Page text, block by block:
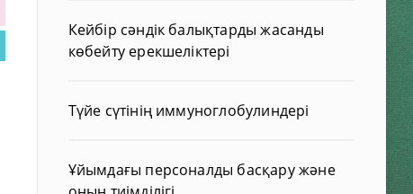
Кейбір сәндік балықтарды жасанды
көбейту ерекшеліктері
Түйе сүтінің иммуноглобулиндері
Ұйымдағы персоналды басқару және